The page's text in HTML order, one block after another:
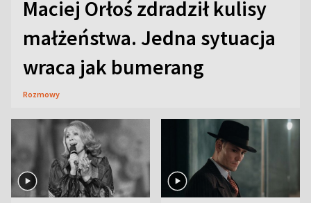
Maciej Orłoś zdradził kulisy
małżeństwa. Jedna sytuacja
wraca jak bumerang
Rozmowy